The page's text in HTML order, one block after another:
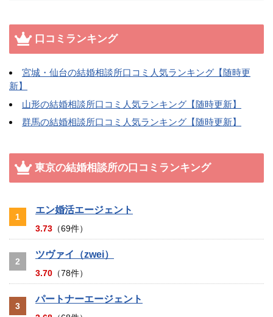
口コミランキング
宮城・仙台の結婚相談所口コミ人気ランキング【随時更
新】
山形の結婚相談所口コミ人気ランキング【随時更新】
群馬の結婚相談所口コミ人気ランキング【随時更新】
東京の結婚相談所の口コミランキング
1
エン婚活エージェント
3.73 （69件）
2
ツヴァイ（zwei）
3.70 （78件）
3
パートナーエージェント